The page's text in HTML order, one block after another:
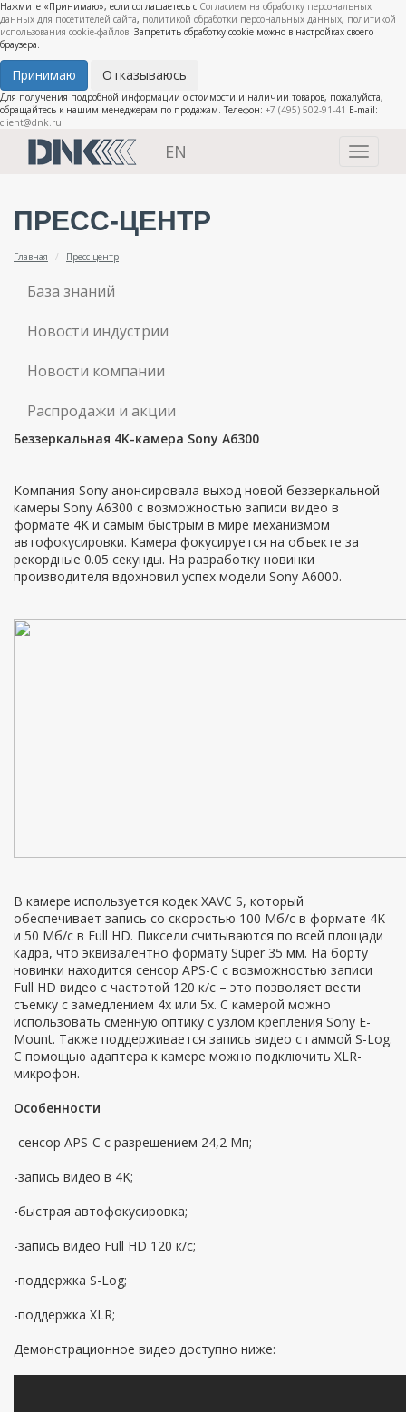
Нажмите «Принимаю», если соглашаетесь с Согласием на обработку персональных
данных для посетителей сайта, политикой обработки персональных данных, политикой
использования cookie-файлов. Запретить обработку cookie можно в настройках своего
браузера.
Принимаю Отказываюсь
Для получения подробной информации о стоимости и наличии товаров, пожалуйста,
обращайтесь к нашим менеджерам по продажам. Телефон: +7 (495) 502-91-41 E-mail:
client@dnk.ru
Toggle
EN
ПРЕСС-ЦЕНТР
Главная Пресс-центр
База знаний
Новости индустрии
Новости компании
Распродажи и акции
Беззеркальная 4K-камера Sony A6300
Компания Sony анонсировала выход новой беззеркальной
камеры Sony A6300 с возможностью записи видео в
формате 4K и самым быстрым в мире механизмом
автофокусировки. Камера фокусируется на объекте за
рекордные 0.05 секунды. На разработку новинки
производителя вдохновил успех модели Sony A6000.
В камере используется кодек XAVC S, который
обеспечивает запись со скоростью 100 Мб/с в формате 4K
и 50 Мб/с в Full HD. Пиксели считываются по всей площади
кадра, что эквивалентно формату Super 35 мм. На борту
новинки находится сенсор APS-С c возможностью записи
Full HD видео с частотой 120 к/с – это позволяет вести
съемку с замедлением 4х или 5х. С камерой можно
использовать сменную оптику с узлом крепления Sony E-
Mount. Также поддерживается запись видео с гаммой S-Log.
С помощью адаптера к камере можно подключить XLR-
микрофон.
Особенности
-сенсор APS-C с разрешением 24,2 Мп;
-запись видео в 4K;
-быстрая автофокусировка;
-запись видео Full HD 120 к/с;
-поддержка S-Log;
-поддержка XLR;
Демонстрационное видео доступно ниже: